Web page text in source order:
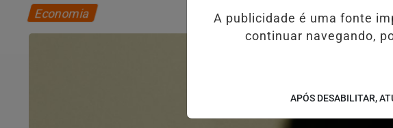
Economia
A publicidade é uma fonte
continuar navegando,
APÓS DESABILITAR,